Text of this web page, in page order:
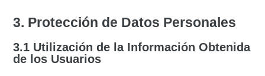
3. Protección de Datos Personales
3.1 Utilización de la Información Obtenida
de los Usuarios